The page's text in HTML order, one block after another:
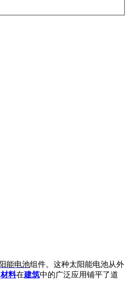
能电池组件。这种太阳能电池从外
材料在建筑中的广泛应用铺平了道